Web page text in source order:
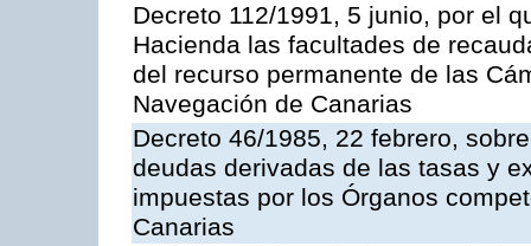
Decreto 112/1991, 5 junio, por el
Hacienda las facultades de
del recurso permanente de las
Navegación de Canarias
Decreto 46/1985, 22 febrero,
deudas derivadas de las tasas y
impuestas por los Órganos
Canarias